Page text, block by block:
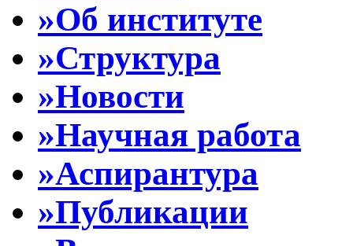
»Об институте
»Структура
»Новости
»Научная работа
»Аспирантура
»Публикации